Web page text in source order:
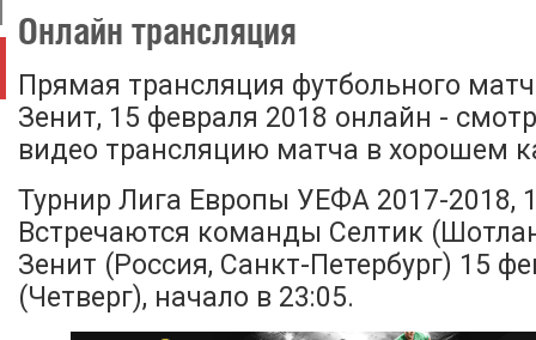
Онлайн трансляция
Прямая трансляция футбольного
Зенит, 15 февраля 2018 онлайн -
видео трансляцию матча в хорошем
Турнир Лига Европы УЕФА 2017-2018,
Встречаются команды Селтик
Зенит (Россия, Санкт-Петербург) 15
(Четверг), начало в 23:05.